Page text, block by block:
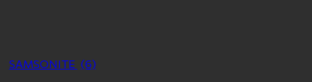
SAMSONITE (6)